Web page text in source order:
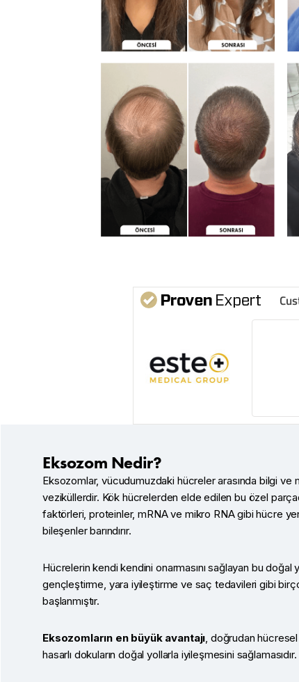
Eksozom Nedir?
Eksozomlar, vücudumuzdaki hücreler arasında bilgi ve
veziküllerdir. Kök hücrelerden elde edilen bu özel
faktörleri, proteinler, mRNA ve mikro RNA gibi hücre
bileşenler barındırır.
Hücrelerin kendi kendini onarmasını sağlayan bu doğal
gençleştirme, yara iyileştirme ve saç tedavileri gibi
başlanmıştır.
Eksozomların en büyük avantajı, doğrudan
hasarlı dokuların doğal yollarla iyileşmesini sağlamasıdır.